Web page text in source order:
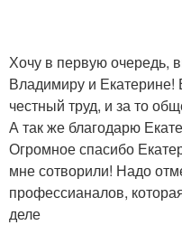
Хочу в первую очередь,
Владимиру и Екатерине!
честный труд, и за то
А так же благодарю
Огромное спасибо
мне сотворили! Надо
профессианалов,
деле